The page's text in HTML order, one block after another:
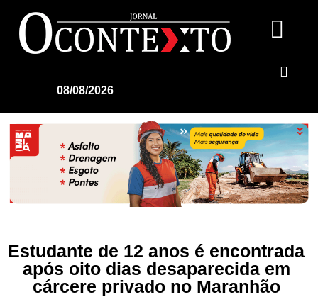
08/08/2026
Estudante de 12 anos é encontrada
após oito dias desaparecida em
cárcere privado no Maranhão